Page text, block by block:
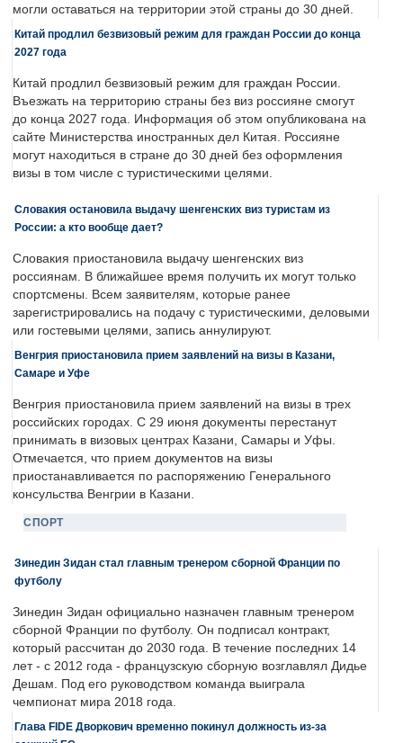
могли оставаться на территории этой страны до 30 дней.
Китай продлил безвизовый режим для граждан России до конца
2027 года
Китай продлил безвизовый режим для граждан России.
Въезжать на территорию страны без виз россияне смогут
до конца 2027 года. Информация об этом опубликована на
сайте Министерства иностранных дел Китая. Россияне
могут находиться в стране до 30 дней без оформления
визы в том числе с туристическими целями.
Словакия остановила выдачу шенгенских виз туристам из
России: а кто вообще дает?
Словакия приостановила выдачу шенгенских виз
россиянам. В ближайшее время получить их могут только
спортсмены. Всем заявителям, которые ранее
зарегистрировались на подачу с туристическими, деловыми
или гостевыми целями, запись аннулируют.
Венгрия приостановила прием заявлений на визы в Казани,
Самаре и Уфе
Венгрия приостановила прием заявлений на визы в трех
российских городах. С 29 июня документы перестанут
принимать в визовых центрах Казани, Самары и Уфы.
Отмечается, что прием документов на визы
приостанавливается по распоряжению Генерального
консульства Венгрии в Казани.
СПОРТ
Зинедин Зидан стал главным тренером сборной Франции по
футболу
Зинедин Зидан официально назначен главным тренером
сборной Франции по футболу. Он подписал контракт,
который рассчитан до 2030 года. В течение последних 14
лет - с 2012 года - французскую сборную возглавлял Дидье
Дешам. Под его руководством команда выиграла
чемпионат мира 2018 года.
Глава FIDE Дворкович временно покинул должность из-за